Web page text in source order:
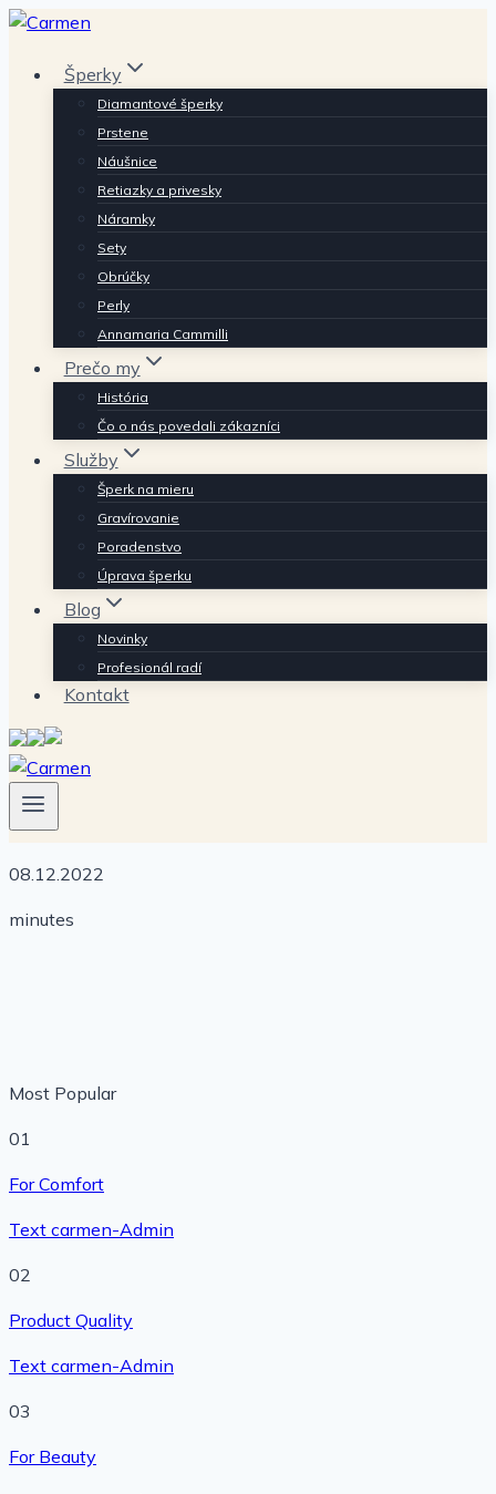
Skip
contentŠperky
Diamantové šperky
Prstene
Náušnice
Retiazky a privesky
Náramky
Sety
Obrúčky
Perly
Annamaria Cammilli
Prečo my
História
Čo o nás povedali zákazníci
Služby
Šperk na mieru
Gravírovanie
Poradenstvo
Úprava šperku
Blog
Novinky
Profesionál radí
Kontakt
08.12.2022
minutes
Most Popular
01
For Comfort
Text carmen-Admin
02
Product Quality
Text carmen-Admin
03
For Beauty